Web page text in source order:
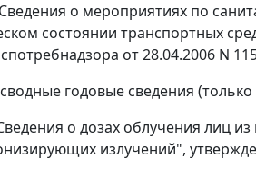
о мероприятиях по
состоянии транспортных
от 28.04.2006 N
годовые сведения
о дозах облучения лиц
излучений",